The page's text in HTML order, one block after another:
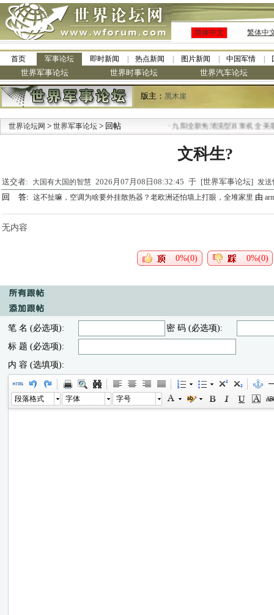
简体中文 繁体中
首页 军事论坛 即时新闻 热点新闻 图片新闻 中国军情
世界军事论坛 世界时事论坛 世界汽车论坛
版主： 黑木崖
世界论坛网 > 世界军事论坛 > 回帖 九阳全新免清洗型豆浆机 全美最
文科生?
送交者: 大国有大国的智慧 2026月07月08日08:32:45 于 [世界军事论坛] 发送
回 答: 这不扯嘛，空调为啥要外挂散热器？老欧洲还怕墙上打眼，全堆家里 由
无内容
0%(0) 0%(0)
笔 名 (必选项):
密 码 (必选项):
标 题 (必选项):
内 容 (选填项):
段落格式 字体 字号